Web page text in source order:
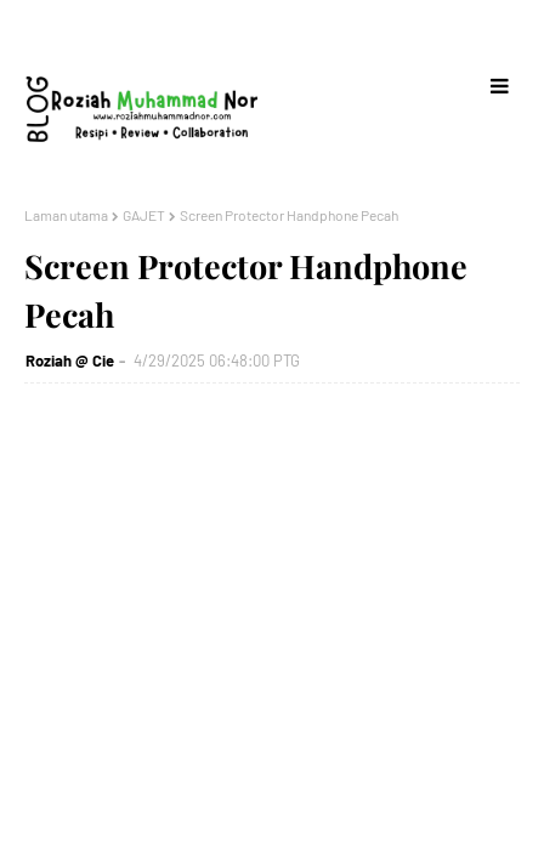
Laman utama GAJET Screen Protector Handphone Pecah
Screen Protector Handphone
Pecah
Roziah @ Cie 4/29/2025 06:48:00 PTG